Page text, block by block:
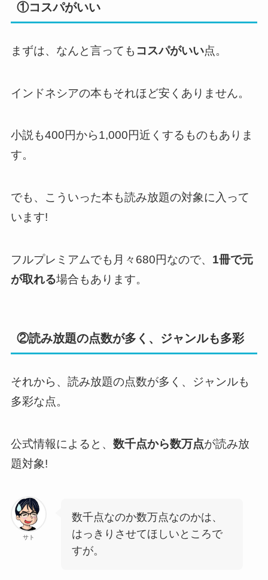
①コスパがいい
まずは、なんと言っても コスパがいい点。
インドネシアの本もそれほど安くありません。
小説も400円から1,000円近くするものもありま
す。
でも、こういった本も読み放題の対象に入って
います!
フルプレミアムでも月々680円なので、 1冊で元
が取れる場合もあります。
②読み放題の点数が多く、ジャンルも多彩
それから、読み放題の点数が多く、ジャンルも
多彩な点。
公式情報によると、 数千点から数万点が読み放
題対象!
サト
数千点なのか数万点なのかは、
はっきりさせてほしいところで
すが。